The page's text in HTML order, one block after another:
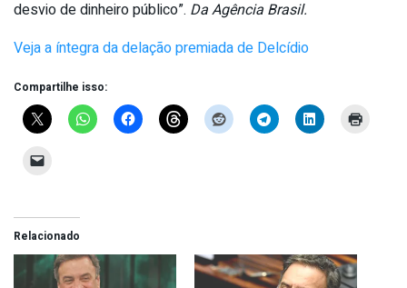
desvio de dinheiro público”. Da Agência Brasil.
Veja a íntegra da delação premiada de Delcídio
Compartilhe isso:
Relacionado